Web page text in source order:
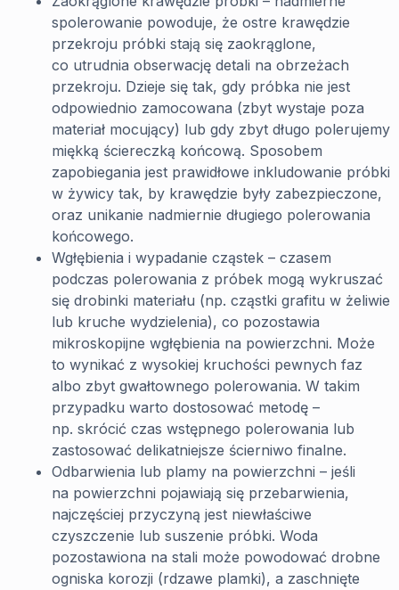
spolerowanie powoduje, że ostre krawędzie
przekroju próbki stają się zaokrąglone,
co utrudnia obserwację detali na obrzeżach
przekroju. Dzieje się tak, gdy próbka nie jest
odpowiednio zamocowana (zbyt wystaje poza
materiał mocujący) lub gdy zbyt długo polerujemy
miękką ściereczką końcową. Sposobem
zapobiegania jest prawidłowe inkludowanie próbki
w żywicy tak, by krawędzie były zabezpieczone,
oraz unikanie nadmiernie długiego polerowania
końcowego.
Wgłębienia i wypadanie cząstek – czasem
podczas polerowania z próbek mogą wykruszać
się drobinki materiału (np. cząstki grafitu w żeliwie
lub kruche wydzielenia), co pozostawia
mikroskopijne wgłębienia na powierzchni. Może
to wynikać z wysokiej kruchości pewnych faz
albo zbyt gwałtownego polerowania. W takim
przypadku warto dostosować metodę –
np. skrócić czas wstępnego polerowania lub
zastosować delikatniejsze ścierniwo finalne.
Odbarwienia lub plamy na powierzchni – jeśli
na powierzchni pojawiają się przebarwienia,
najczęściej przyczyną jest niewłaściwe
czyszczenie lub suszenie próbki. Woda
pozostawiona na stali może powodować drobne
ogniska korozji (rdzawe plamki), a zaschnięte